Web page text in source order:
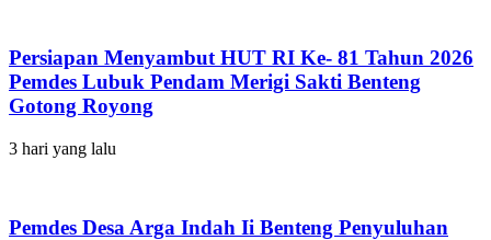
Persiapan Menyambut HUT RI Ke- 81 Tahun 2026
Pemdes Lubuk Pendam Merigi Sakti Benteng
Gotong Royong
3 hari yang lalu
Pemdes Desa Arga Indah Ii Benteng Penyuluhan